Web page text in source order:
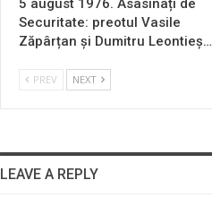
5 august 1976. Asasinați de
Securitate: preotul Vasile
Zăpârțan și Dumitru Leontieș…
PREV NEXT
LEAVE A REPLY